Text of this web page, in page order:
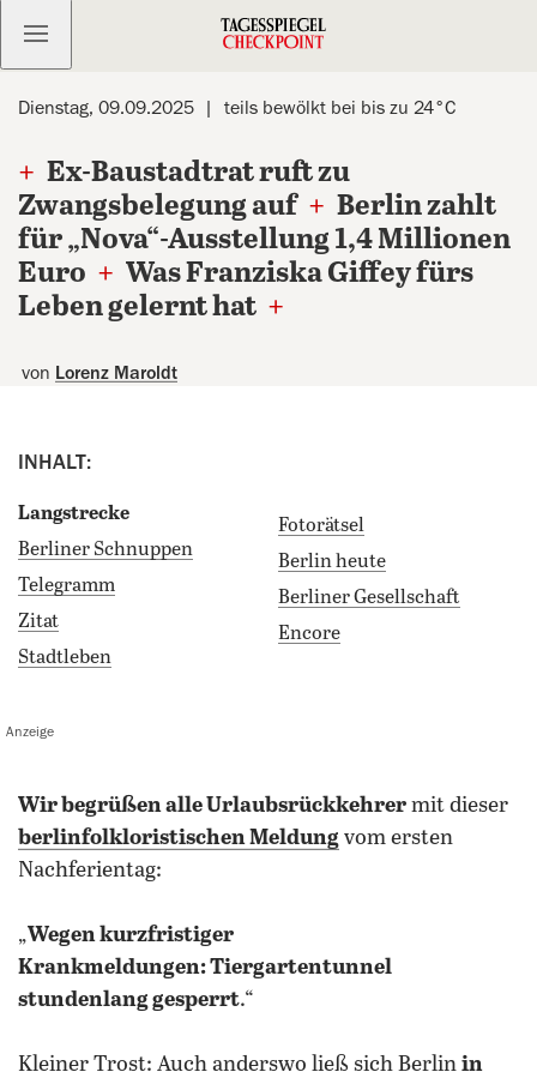
Kostenlos anmelden
Dienstag, 09.09.2025 teils bewölkt bei bis zu 24°C
+ Ex-Baustadtrat ruft zu
Zwangsbelegung auf + Berlin zahlt
für „Nova“-Ausstellung 1,4 Millionen
Euro + Was Franziska Giffey fürs
Leben gelernt hat +
von Lorenz Maroldt
INHALT:
Langstrecke
Berliner Schnuppen
Telegramm
Zitat
Stadtleben
Fotorätsel
Berlin heute
Berliner Gesellschaft
Encore
Anzeige
wir begrüßen alle Urlaubsrückkehrer mit dieser
berlinfolkloristischen Meldung vom ersten
Nachferientag:
„Wegen kurzfristiger
Krankmeldungen: Tiergartentunnel
stundenlang gesperrt.“
Kleiner Trost: Auch anderswo ließ sich Berlin in